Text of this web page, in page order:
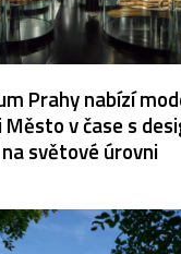
Prahy nabízí
Město v čase s
na světové úrovni